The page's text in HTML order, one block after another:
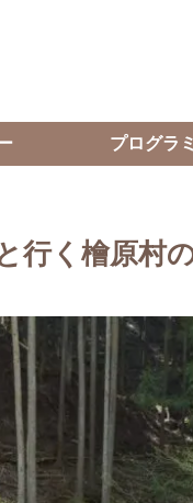
プログラ
行く檜原村